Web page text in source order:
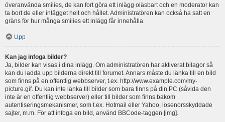
överanvända smilies, de kan fort göra ett inlägg oläsbart och en moderator kan
ta bort de eller inlägget helt och hållet. Administratören kan också ha satt en
gräns för hur många smilies ett inlägg får innehålla.
Upp
Kan jag infoga bilder?
Ja, bilder kan visas i dina inlägg. Om administratören har aktiverat bilagor så
kan du ladda upp bilderna direkt till forumet. Annars måste du länka till en bild
som finns på en offentlig webbserver, t.ex. http://www.example.com/my-
picture.gif. Du kan inte länka till bilder som bara finns på din PC (såvida den
inte är en offentlig webbserver) eller till bilder som finns bakom
autentiseringsmekanismer, som t.ex. Hotmail eller Yahoo, lösenorsskyddade
sajter, m.m. För att infoga en bild, använd BBCode-taggen [img].